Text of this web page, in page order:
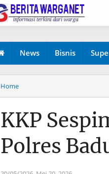
News Bisnis
Home
KKP
Polres